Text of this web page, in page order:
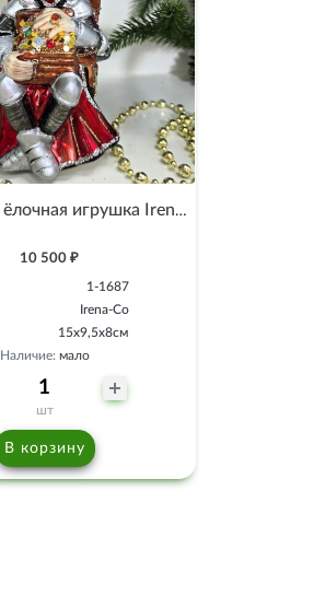
Стеклянная ёлочная игрушка Irena-Co Кощей (15х9,5х8см)
10 500 ₽
1-1687
Irena-Co
15х9,5х8см
Наличие: мало
шт
В корзину